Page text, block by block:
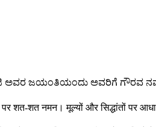
ಅವರ ಜಯಂತಿಯಂದು ಅವರಿಗೆ ಗೌರವ
शत नमन। मूल्यों और सिद्धांतों पर